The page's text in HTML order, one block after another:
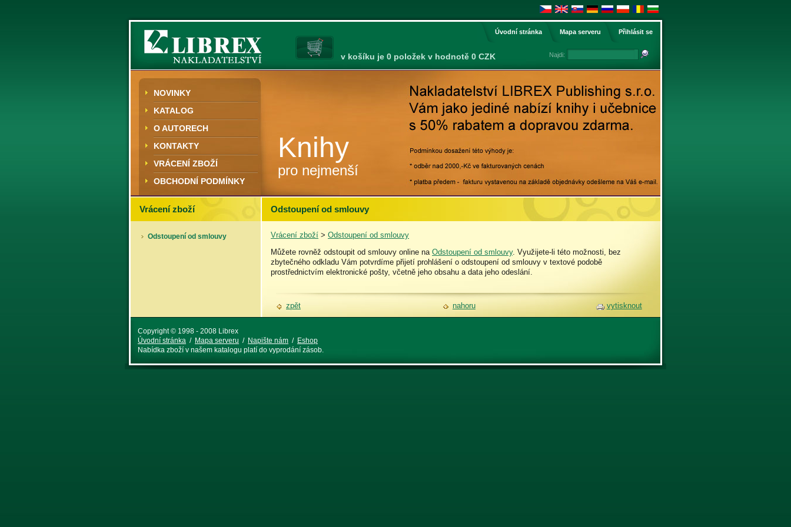
Úvodní stránka Mapa serveru Přihlásit se
Najdi:
v košíku je 0 položek v hodnotě 0 CZK
Knihy
pro nejmenší
NOVINKY
KATALOG
O AUTORECH
KONTAKTY
VRÁCENÍ ZBOŽÍ
OBCHODNÍ PODMÍNKY
Vrácení zboží
Odstoupení od smlouvy
Odstoupení od smlouvy
Vrácení zboží > Odstoupení od smlouvy
Můžete rovněž odstoupit od smlouvy online na Odstoupení od smlouvy. Využijete-li této možnosti, bez
zbytečného odkladu Vám potvrdíme přijetí prohlášení o odstoupení od smlouvy v textové podobě
prostřednictvím elektronické pošty, včetně jeho obsahu a data jeho odeslání.
zpět nahoru vytisknout
Copyright © 1998 - 2008 Librex
Úvodní stránka / Mapa serveru / Napište nám / Eshop
Nabídka zboží v našem katalogu platí do vyprodání zásob.